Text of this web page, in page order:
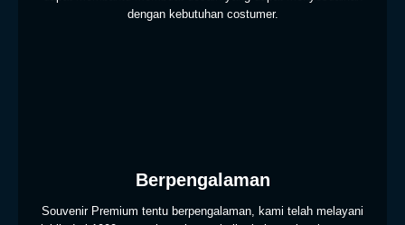
dengan kebutuhan costumer.
Berpengalaman
Souvenir Premium tentu berpengalaman, kami telah melayani